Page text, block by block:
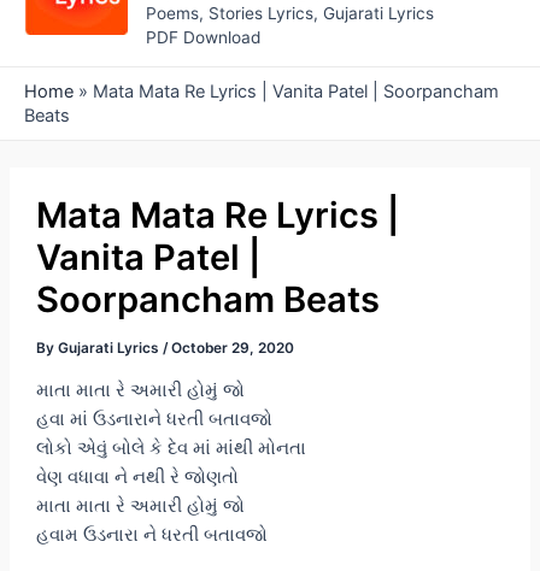
Poems, Stories Lyrics, Gujarati Lyrics
PDF Download
Home » Mata Mata Re Lyrics | Vanita Patel | Soorpancham
Beats
Mata Mata Re Lyrics |
Vanita Patel |
Soorpancham Beats
By Gujarati Lyrics /October 29, 2020
માતા માતા રે અમારી હોમું જો
હવા માં ઉડનારાને ધરતી બતાવજો
લોકો એવું બોલે કે દેવ માં માંથી મોનતા
વેણ વધાવા ને નથી રે જોણતો
માતા માતા રે અમારી હોમું જો
હવામ ઉડનારા ને ધરતી બતાવજો